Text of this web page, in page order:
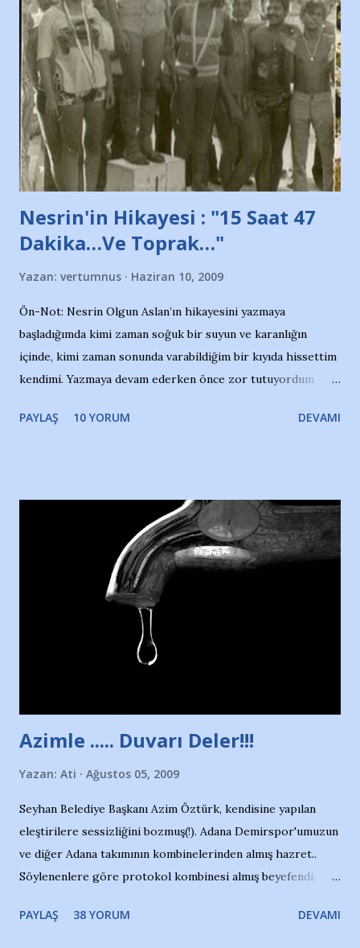
protesto eylemiyle açıkladıklarını bildiriyordu.. Bu grup
adına açıklama yapan şahsı muhterem(!) ''Açık ve net olarak
söylüyoruz. Bu son uyarımızdır. Bunun yanısıra, bu takımlara
ait tanıtıcı ilanların asılmasına izin veren Bursa Büyükşehir
Belediyesi ile mağazaların bulunduğu alışveriş merkezlerini
de kınıyoruz'' diye de eklemiş .. Blogumuzda okuduğum bu
yazının hemen ardından bu habe...
Nesrin'in Hikayesi : "15 Saat 47
Dakika…Ve Toprak…"
Yazan: vertumnus Haziran 10, 2009
Ön-Not: Nesrin Olgun Aslan’ın hikayesini yazmaya
başladığımda kimi zaman soğuk bir suyun ve karanlığın
içinde, kimi zaman sonunda varabildiğim bir kıyıda hissettim
kendimi. Yazmaya devam ederken önce zor tutuyordum
Yazımı, ağlayarak bitirebildim ancak…Kendisinin web
Nesrin’in Hikayesi’ne başlıyorum… 1964 Adana Yüzme
havuzunun kenarında 7 yaşında kara kuru bir kız çocuğu
duruyor. Havuzun içinde Adana Demirspor Kulübü
yüzücüleri. Erkekler çoğunlukta. Küçük kız etrafına bakıyor.
Sadece 4 kız çocuğu var. Nesrin, Adana Demirspor’un 4
kızından biri oluyor o gün…Giriyor havuza. 1973 – 1975
Adana Nesrin, 16 yaşında. Yüzüyor. 7 yaşında girdiği
Türkiye 3.lüğü var. 17 yaşında mar...
PAYLAŞ 10 YORUM DEVAMI
Azimle ..... Duvarı Deler!!!
Yazan: Ati Ağustos 05, 2009
Seyhan Belediye Başkanı Azim Öztürk, kendisine yapılan
eleştirilere sessizliğini bozmuş(!). Adana Demirspor'umuzun
ve diğer Adana takımının kombinelerinden almış hazret..
Söylenenlere göre protokol kombinesi almış beyefendi,
ki kombineyi Bekir Başkan'dan alırken; dillere destan..
PAYLAŞ 38 YORUM DEVAMI